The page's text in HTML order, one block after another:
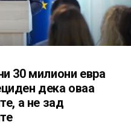
30 милиони евра
дека оваа
а не зад